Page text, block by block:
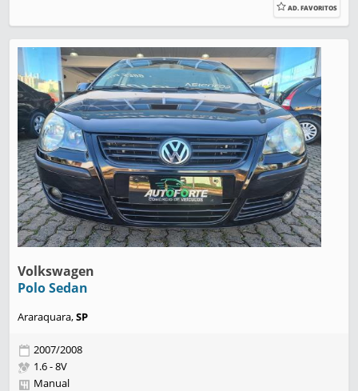
AD. FAVORITOS
Volkswagen
Polo Sedan
Araraquara,SP
2007/2008
1.6 - 8V
Manual